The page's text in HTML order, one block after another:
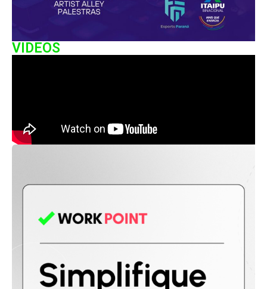
VIDEOS